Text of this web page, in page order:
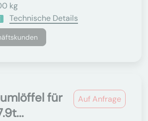
kg
Technische Details
Auf Anfrage
für